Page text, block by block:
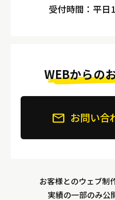
受付時間：平日
WEBからの
お問い合
お客様とのウェブ制
実績の一部のみ公